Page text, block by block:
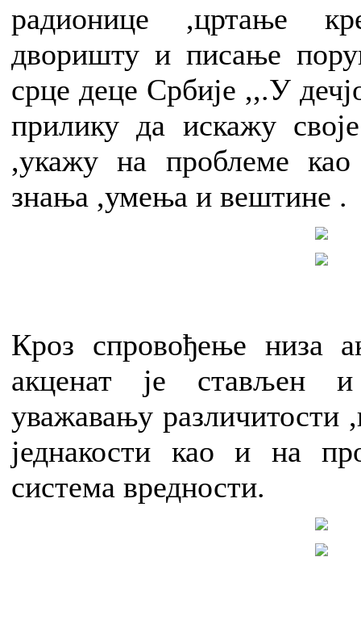
радионице ,цртање
дворишту и писање
срце деце Србије ,,.У
прилику да искажу
,укажу на проблеме
знања ,умења и вештине .
Кроз спровођење низа
акценат је стављен
уважавању различитости
једнакости као и на
система вредности.